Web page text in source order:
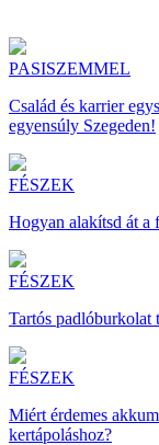
PASISZEMMEL
Család és karrier
egyensúly Szegeden!
FÉSZEK
Hogyan alakítsd át a
FÉSZEK
Tartós padlóburkolat
FÉSZEK
Miért érdemes
kertápoláshoz?